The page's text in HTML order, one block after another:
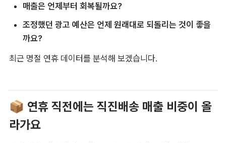
매출은 언제부터 회복될까요?
조정했던 광고 예산은 언제 원래대로 되돌리는 것이 좋을
까요?
최근 명절 연휴 데이터를 분석해 보겠습니다.
📦 연휴 직전에는 직진배송 매출 비중이 올
라가요